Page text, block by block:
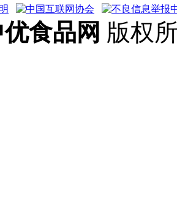
食品网 版权